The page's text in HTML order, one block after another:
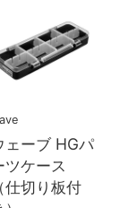
ェーブ HGパ
ツケース
（仕切り板付